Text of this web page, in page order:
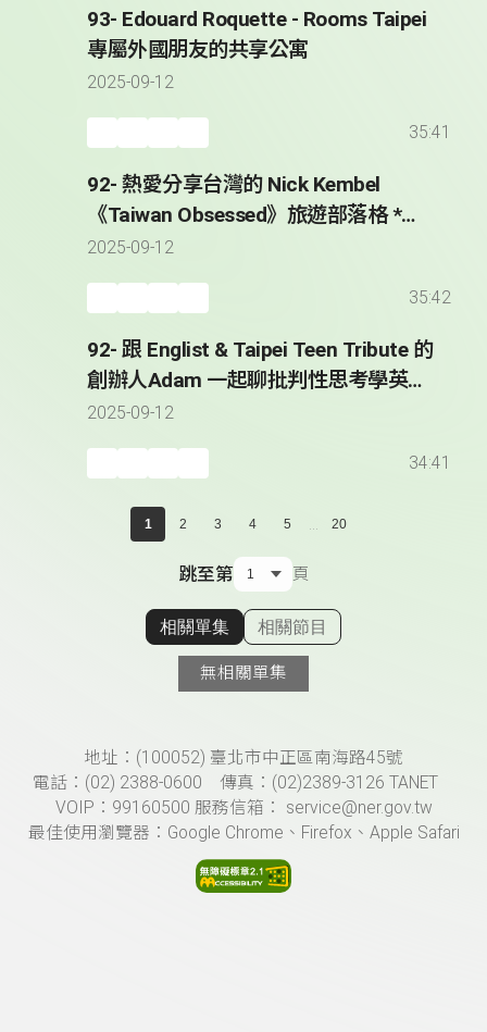
93- Edouard Roquette - Rooms Taipei
專屬外國朋友的共享公寓
2025-09-12
35:41
92- 熱愛分享台灣的 Nick Kembel
《Taiwan Obsessed》旅遊部落格 *
Sharing His Taiwan Obsession with
2025-09-12
35:42
92- 跟 Englist & Taipei Teen Tribute 的
創辦人Adam 一起聊批判性思考學英文
* Adam Hatch - Founder of Englist &
2025-09-12
34:41
1 2 3 4 5 ... 20
跳至第 頁
顯示相關單集
相關單集 相關節目
無相關單集
頁尾資訊地址：(100052) 臺北市中正區南海路45號
電話：(02) 2388-0600 傳真：(02)2389-3126 TANET
VOIP：99160500 服務信箱： service@ner.gov.tw
最佳使用瀏覽器：Google Chrome、Firefox、Apple Safari